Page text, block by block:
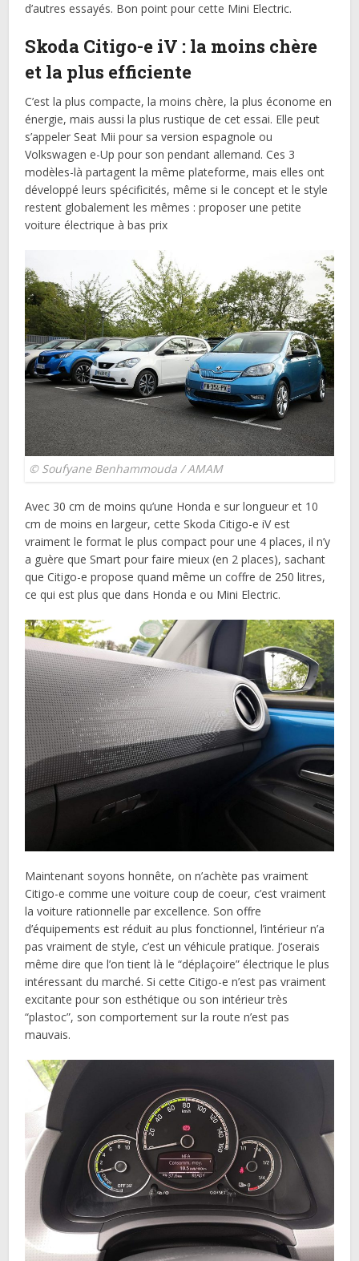
d’autres essayés. Bon point pour cette Mini Electric.
Skoda Citigo-e iV : la moins chère
et la plus efficiente
C’est la plus compacte, la moins chère, la plus économe en
énergie, mais aussi la plus rustique de cet essai. Elle peut
s’appeler Seat Mii pour sa version espagnole ou
Volkswagen e-Up pour son pendant allemand. Ces 3
modèles-là partagent la même plateforme, mais elles ont
développé leurs spécificités, même si le concept et le style
restent globalement les mêmes : proposer une petite
voiture électrique à bas prix
© Soufyane Benhammouda / AMAM
Avec 30 cm de moins qu’une Honda e sur longueur et 10
cm de moins en largeur, cette Skoda Citigo-e iV est
vraiment le format le plus compact pour une 4 places, il n’y
a guère que Smart pour faire mieux (en 2 places), sachant
que Citigo-e propose quand même un coffre de 250 litres,
ce qui est plus que dans Honda e ou Mini Electric.
Maintenant soyons honnête, on n’achète pas vraiment
Citigo-e comme une voiture coup de coeur, c’est vraiment
la voiture rationnelle par excellence. Son offre
d’équipements est réduit au plus fonctionnel, l’intérieur n’a
pas vraiment de style, c’est un véhicule pratique. J’oserais
même dire que l’on tient là le “déplaçoire” électrique le plus
intéressant du marché. Si cette Citigo-e n’est pas vraiment
excitante pour son esthétique ou son intérieur très
“plastoc”, son comportement sur la route n’est pas
mauvais.